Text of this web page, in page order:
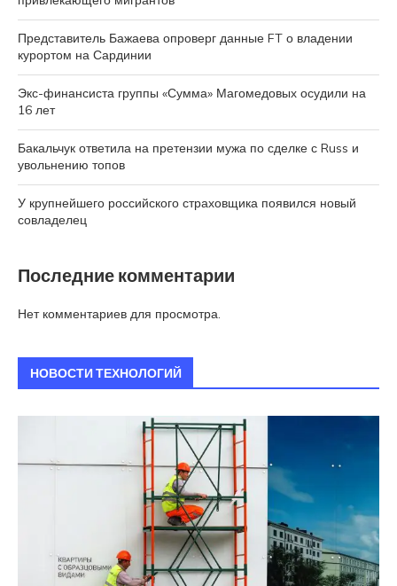
Представитель Бажаева опроверг данные FT о владении
курортом на Сардинии
Экс-финансиста группы «Сумма» Магомедовых осудили на
16 лет
Бакальчук ответила на претензии мужа по сделке с Russ и
увольнению топов
У крупнейшего российского страховщика появился новый
совладелец
Последние комментарии
Нет комментариев для просмотра.
НОВОСТИ ТЕХНОЛОГИЙ